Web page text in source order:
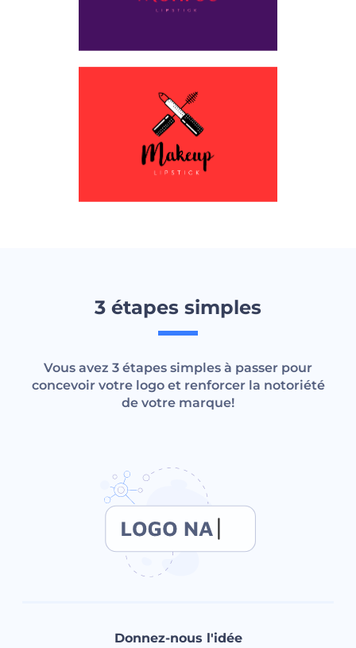
3 étapes simples
Vous avez 3 étapes simples à passer pour
concevoir votre logo et renforcer la notoriété
de votre marque!
Donnez-nous l'idée